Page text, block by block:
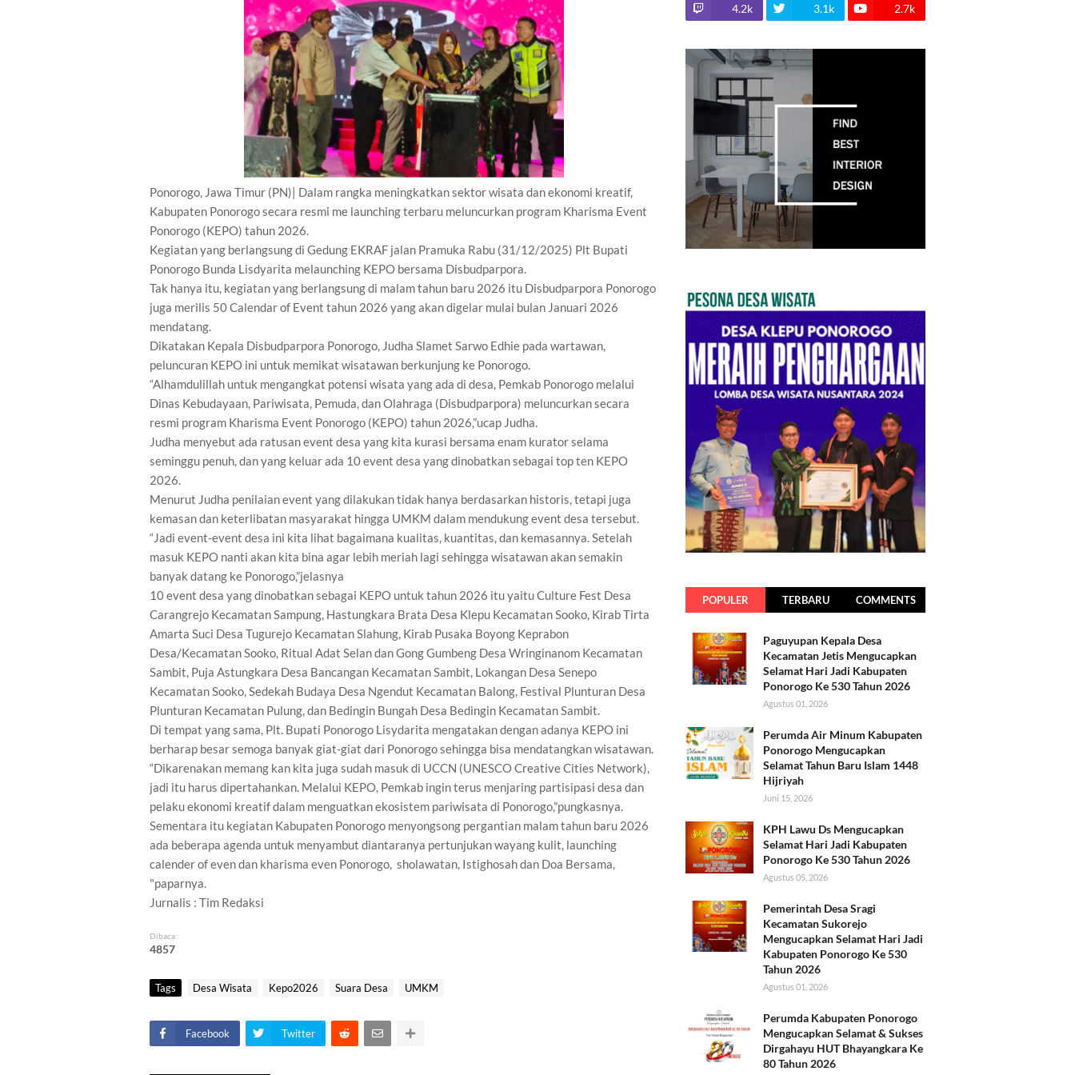
Ponorogo, Jawa Timur (PN)| Dalam rangka meningkatkan sektor wisata dan ekonomi kreatif,
Kabupaten Ponorogo secara resmi me launching terbaru meluncurkan program Kharisma Event
Ponorogo (KEPO) tahun 2026.
Kegiatan yang berlangsung di Gedung EKRAF jalan Pramuka Rabu (31/12/2025) Plt Bupati
Ponorogo Bunda Lisdyarita melaunching KEPO bersama Disbudparpora.
Tak hanya itu, kegiatan yang berlangsung di malam tahun baru 2026 itu Disbudparpora Ponorogo
juga merilis 50 Calendar of Event tahun 2026 yang akan digelar mulai bulan Januari 2026
mendatang.
Dikatakan Kepala Disbudparpora Ponorogo, Judha Slamet Sarwo Edhie pada wartawan,
peluncuran KEPO ini untuk memikat wisatawan berkunjung ke Ponorogo.
“Alhamdulillah untuk mengangkat potensi wisata yang ada di desa, Pemkab Ponorogo melalui
Dinas Kebudayaan, Pariwisata, Pemuda, dan Olahraga (Disbudparpora) meluncurkan secara
resmi program Kharisma Event Ponorogo (KEPO) tahun 2026,”ucap Judha.
Judha menyebut ada ratusan event desa yang kita kurasi bersama enam kurator selama
seminggu penuh, dan yang keluar ada 10 event desa yang dinobatkan sebagai top ten KEPO
2026.
Menurut Judha penilaian event yang dilakukan tidak hanya berdasarkan historis, tetapi juga
kemasan dan keterlibatan masyarakat hingga UMKM dalam mendukung event desa tersebut.
“Jadi event-event desa ini kita lihat bagaimana kualitas, kuantitas, dan kemasannya. Setelah
masuk KEPO nanti akan kita bina agar lebih meriah lagi sehingga wisatawan akan semakin
banyak datang ke Ponorogo,”jelasnya
10 event desa yang dinobatkan sebagai KEPO untuk tahun 2026 itu yaitu Culture Fest Desa
Carangrejo Kecamatan Sampung, Hastungkara Brata Desa Klepu Kecamatan Sooko, Kirab Tirta
Amarta Suci Desa Tugurejo Kecamatan Slahung, Kirab Pusaka Boyong Keprabon
Desa/Kecamatan Sooko, Ritual Adat Selan dan Gong Gumbeng Desa Wringinanom Kecamatan
Sambit, Puja Astungkara Desa Bancangan Kecamatan Sambit, Lokangan Desa Senepo
Kecamatan Sooko, Sedekah Budaya Desa Ngendut Kecamatan Balong, Festival Plunturan Desa
Plunturan Kecamatan Pulung, dan Bedingin Bungah Desa Bedingin Kecamatan Sambit.
Di tempat yang sama, Plt. Bupati Ponorogo Lisydarita mengatakan dengan adanya KEPO ini
berharap besar semoga banyak giat-giat dari Ponorogo sehingga bisa mendatangkan wisatawan.
“Dikarenakan memang kan kita juga sudah masuk di UCCN (UNESCO Creative Cities Network),
jadi itu harus dipertahankan. Melalui KEPO, Pemkab ingin terus menjaring partisipasi desa dan
pelaku ekonomi kreatif dalam menguatkan ekosistem pariwisata di Ponorogo,”pungkasnya.
Sementara itu kegiatan Kabupaten Ponorogo menyongsong pergantian malam tahun baru 2026
ada beberapa agenda untuk menyambut diantaranya pertunjukan wayang kulit, launching
calender of even dan kharisma even Ponorogo, sholawatan, Istighosah dan Doa Bersama,
"paparnya.
Jurnalis : Tim Redaksi
Dibaca :
4857
Tags Desa Wisata Kepo2026 Suara Desa UMKM
Facebook Twitter
4.2k 3.1k 2.7k
POPULER TERBARU COMMENTS
Paguyupan Kepala Desa
Kecamatan Jetis Mengucapkan
Selamat Hari Jadi Kabupaten
Ponorogo Ke 530 Tahun 2026
Agustus 01, 2026
Perumda Air Minum Kabupaten
Ponorogo Mengucapkan
Selamat Tahun Baru Islam 1448
Hijriyah
Juni 15, 2026
KPH Lawu Ds Mengucapkan
Selamat Hari Jadi Kabupaten
Ponorogo Ke 530 Tahun 2026
Agustus 05, 2026
Pemerintah Desa Sragi
Kecamatan Sukorejo
Mengucapkan Selamat Hari Jadi
Kabupaten Ponorogo Ke 530
Tahun 2026
Agustus 01, 2026
Perumda Kabupaten Ponorogo
Mengucapkan Selamat & Sukses
Dirgahayu HUT Bhayangkara Ke
80 Tahun 2026